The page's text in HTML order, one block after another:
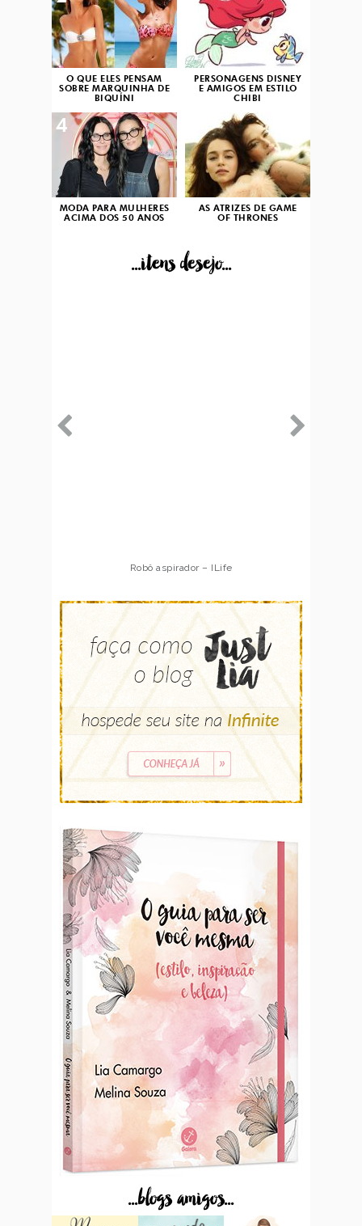
O QUE ELES PENSAM
SOBRE MARQUINHA DE
BIQUÍNI
PERSONAGENS DISNEY
E AMIGOS EM ESTILO
CHIBI
MODA PARA MULHERES
ACIMA DOS 50 ANOS
4
AS ATRIZES DE GAME
OF THRONES
...itens desejo...
Robô aspirador – ILife
...blogs amigos...